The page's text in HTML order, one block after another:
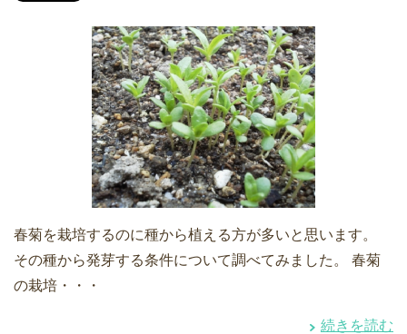
春菊を栽培するのに種から植える方が多いと思います。
その種から発芽する条件について調べてみました。 春菊
の栽培・・・
続きを読む